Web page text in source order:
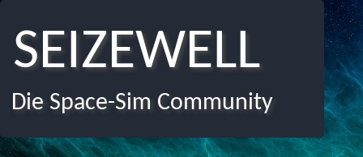
SEIZEWELL
Die Space-Sim Community